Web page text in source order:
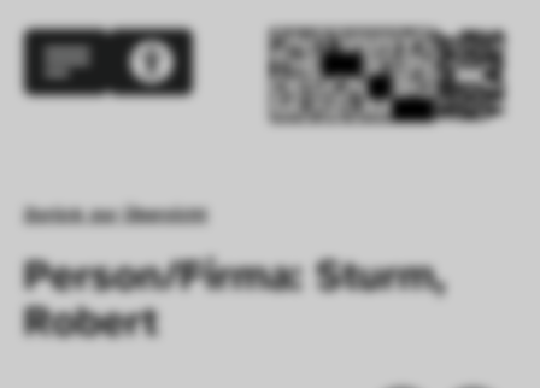
Zurück zur Übersicht
Person/Firma: Sturm,
Robert